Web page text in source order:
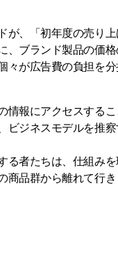
が、「初年度の売り
、ブランド製品の価
々が広告費の負担を
情報にアクセスする
ビジネスモデルを推
る者たちは、仕組み
商品群から離れて行